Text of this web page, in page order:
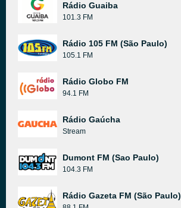
Rádio Guaiba
101.3 FM
Rádio 105 FM (São Paulo)
105.1 FM
Rádio Globo FM
94.1 FM
Rádio Gaúcha
Stream
Dumont FM (Sao Paulo)
104.3 FM
Rádio Gazeta FM (São Paulo)